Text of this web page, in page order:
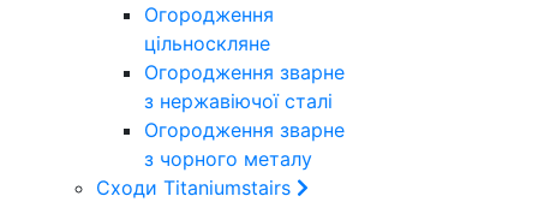
Огородження
цільноскляне
Огородження зварне
з нержавіючої сталі
Огородження зварне
з чорного металу
Сходи Titaniumstairs